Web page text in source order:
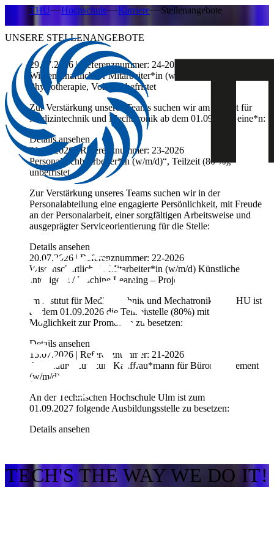
THU Hochschule Karriere Stellenangebote
UNSERE STELLENANGEBOTE
29.07.2026 | Referenznummer: 24-2026
Wissenschaftliche*r Mitarbeiter*in (w/m/d) im Studiengang
Physiotherapie, Vollzeit, befristet
Zur Verstärkung unseres Teams suchen wir am
Institut für
Medizintechnik und Mechatronik ab dem 01.09.2026 eine*n:
Details ansehen
21.07.2026 | Referenznummer: 23-2026
Personalsachbearbeiter*in (w/m/d)“, Teilzeit (80 %),
unbefristet
Zur Verstärkung unseres Teams suchen wir in der
Personalabteilung eine engagierte Persönlichkeit, mit Freude
an der Personalarbeit, einer sorgfältigen Arbeitsweise und
ausgeprägter Serviceorientierung für die Stelle:
Details ansehen
20.07.2026 | Referenznummer: 22-2026
Wissenschaftliche*r Mitarbeiter*in (w/m/d) Künstliche
Intelligenz / Machine Learning – Projekt iTAS-PLMS
Im Institut für Medizintechnik und Mechatronik der THU ist
ab dem 01.09.2026 die Teilzeitstelle (80%) mit der
Möglichkeit zur Promotion zu besetzen:
Details ansehen
15.07.2026 | Referenznummer: 21-2026
Ausbildung zur*zum Kauffrau*mann für Büromanagement
(w/m/d)
An der Technischen Hochschule Ulm ist zum
01.09.2027 folgende Ausbildungsstelle zu besetzen:
Details ansehen
TECH'S THE WAY WE DO IT!